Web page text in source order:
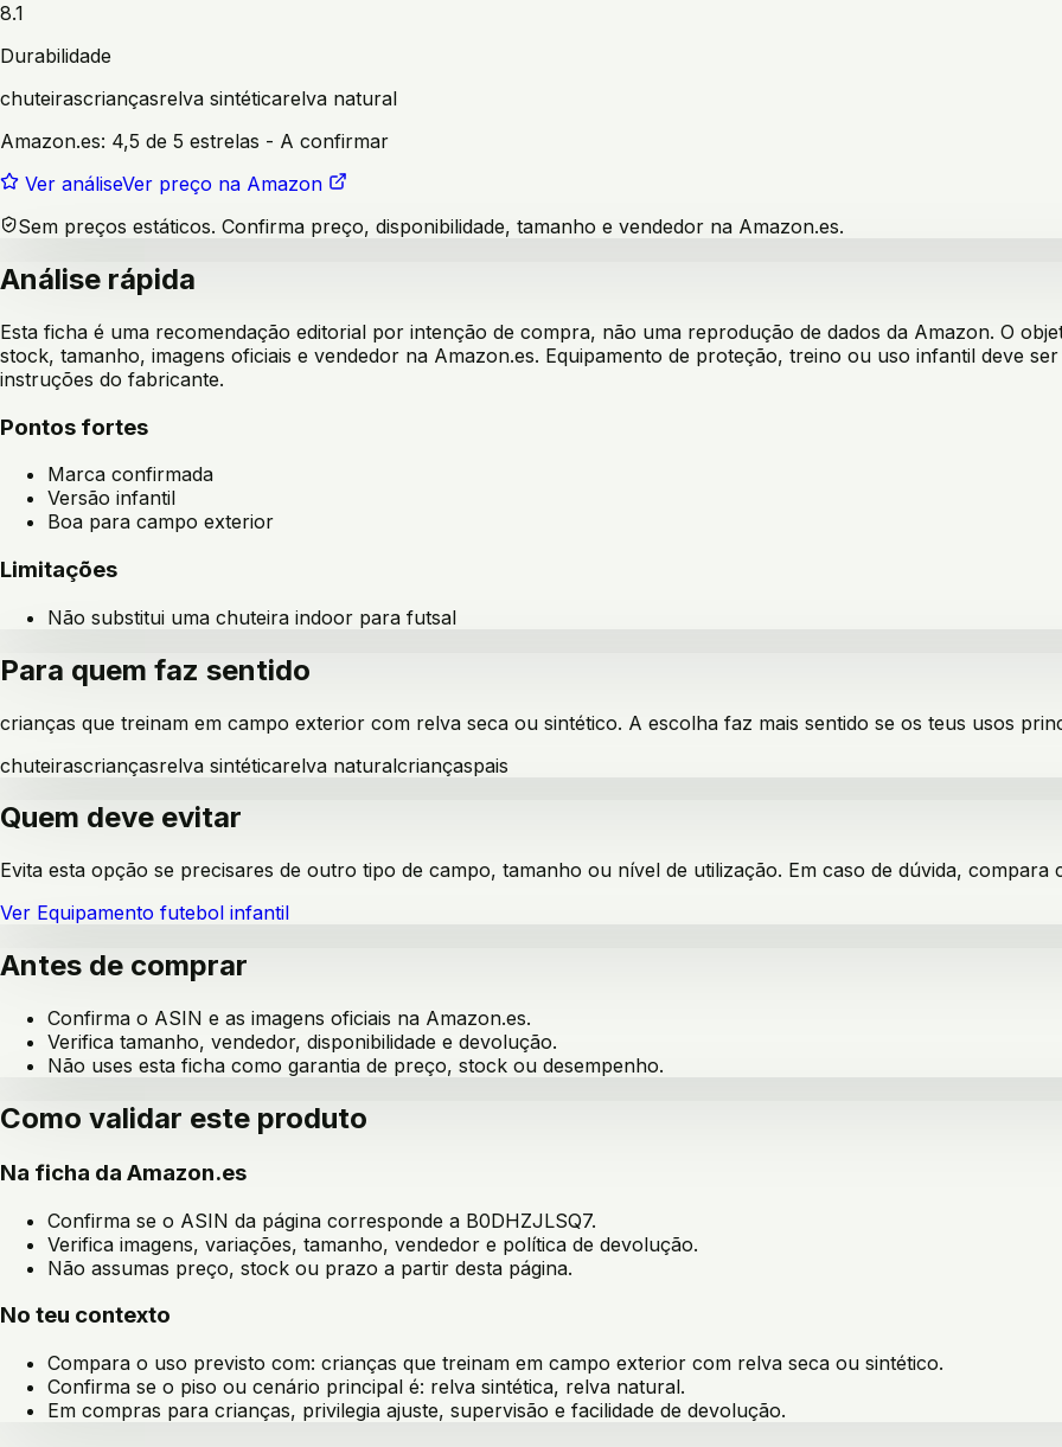
8.1
Durabilidade
chuteirascriançasrelva sintéticarelva natural
Amazon.es: 4,5 de 5 estrelas - A confirmar
Ver análiseVer preço na Amazon
Sem preços estáticos. Confirma preço, disponibilidade, tamanho e vendedor na Amazon.es.
Análise rápida
Esta ficha é uma recomendação editorial por intenção de compra, não uma reprodução de dados da Amazon. O
stock, tamanho, imagens oficiais e vendedor na Amazon.es. Equipamento de proteção, treino ou uso infantil deve
instruções do fabricante.
Pontos fortes
Marca confirmada
Versão infantil
Boa para campo exterior
Limitações
Não substitui uma chuteira indoor para futsal
Para quem faz sentido
crianças que treinam em campo exterior com relva seca ou sintético. A escolha faz mais sentido se os teus usos
chuteirascriançasrelva sintéticarelva naturalcriançaspais
Quem deve evitar
Evita esta opção se precisares de outro tipo de campo, tamanho ou nível de utilização. Em caso de dúvida,
Ver Equipamento futebol infantil
Antes de comprar
Confirma o ASIN e as imagens oficiais na Amazon.es.
Verifica tamanho, vendedor, disponibilidade e devolução.
Não uses esta ficha como garantia de preço, stock ou desempenho.
Como validar este produto
Na ficha da Amazon.es
Confirma se o ASIN da página corresponde a B0DHZJLSQ7.
Verifica imagens, variações, tamanho, vendedor e política de devolução.
Não assumas preço, stock ou prazo a partir desta página.
No teu contexto
Compara o uso previsto com: crianças que treinam em campo exterior com relva seca ou sintético.
Confirma se o piso ou cenário principal é: relva sintética, relva natural.
Em compras para crianças, privilegia ajuste, supervisão e facilidade de devolução.